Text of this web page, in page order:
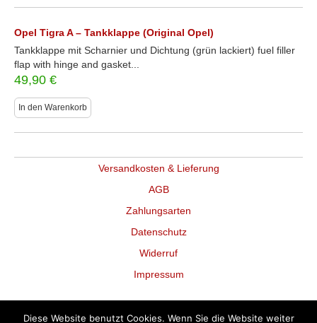
Opel Tigra A – Tankklappe (Original Opel)
Tankklappe mit Scharnier und Dichtung (grün lackiert) fuel filler
flap with hinge and gasket...
49,90 €
In den Warenkorb
Versandkosten & Lieferung
AGB
Zahlungsarten
Datenschutz
Widerruf
Impressum
Diese Website benutzt Cookies. Wenn Sie die Website weiter